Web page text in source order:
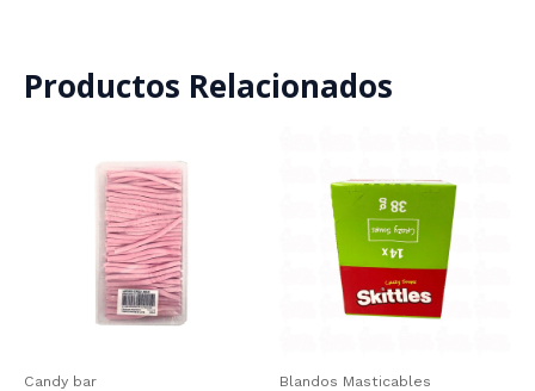
Productos Relacionados
Candy bar Blandos Masticables